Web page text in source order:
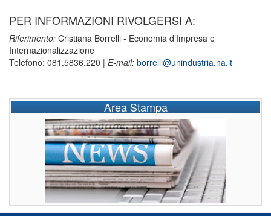
PER INFORMAZIONI RIVOLGERSI A:
Riferimento: Cristiana Borrelli - Economia d’Impresa e
Internazionalizzazione
Telefono: 081.5836.220 | E-mail: borrelli@unindustria.na.it
Area Stampa